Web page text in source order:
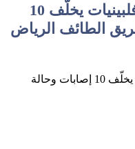
انقلاب حافلة تقل عاملات فلبينيات يخلّف 10
الطائف الرياض